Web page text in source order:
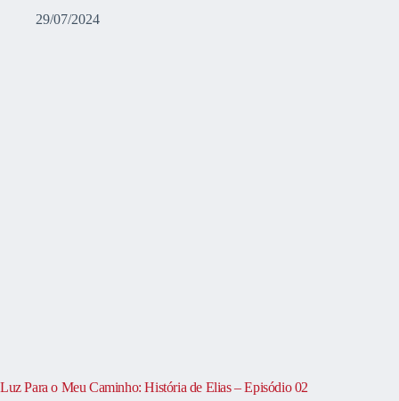
29/07/2024
Luz Para o Meu Caminho: História de Elias – Episódio 02